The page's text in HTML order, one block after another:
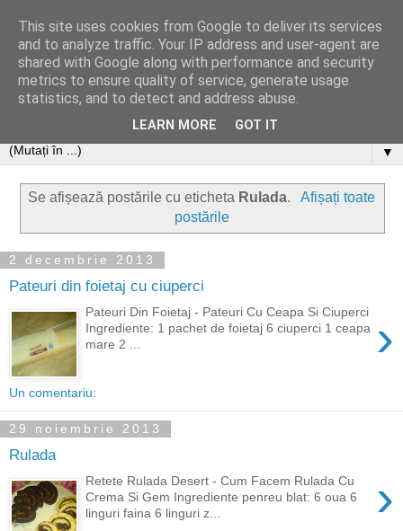
▼
Se afișează postările cu eticheta Rulada.
Afișați toate
postările
2 decembrie 2013
Pateuri din foietaj cu ciuperci
›
Pateuri Din Foietaj - Pateuri Cu Ceapa Si Ciuperci
Ingrediente: 1 pachet de foietaj 6 ciuperci 1 ceapa
mare 2 ...
Un comentariu:
29 noiembrie 2013
Rulada
›
Retete Rulada Desert - Cum Facem Rulada Cu
Crema Si Gem Ingrediente penreu blat: 6 oua 6
linguri faina 6 linguri z...
This site uses cookies from Google to deliver its services
and to analyze traffic. Your IP address and user-agent are
shared with Google along with performance and security
metrics to ensure quality of service, generate usage
statistics, and to detect and address abuse.
LEARN MORE GOT IT